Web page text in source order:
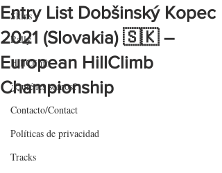
Skins
Rally
HillClimb
¿Quiénes somos?
Contacto/Contact
Políticas de privacidad
Tracks
Entry List Dobšinský Kopec
2021 (Slovakia) 🇸🇰 –
European HillClimb
Championship